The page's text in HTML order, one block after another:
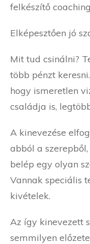
felkészítő
Elképesztően jó
Mit tud csinálni?
több pénzt
hogy ismeretlen
családja is,
A kinevezése
abból a
belép egy olyan
Vannak speciális
kivételek.
Az így kinevezett
semmilyen